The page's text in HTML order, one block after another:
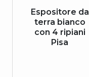
Espositore da
terra bianco
con 4 ripiani
Pisa